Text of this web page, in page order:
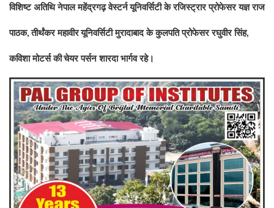
विशिष्ट अतिथि नेपाल महेंद्रगढ़ वेस्टर्नयूनिवर्सिटी के रजिस्ट्रार प्रोफेसर यज्ञ राज
पाठक,तीर्थंकर महावीरयूनिवर्सिटी मुरादाबाद के कुलपति प्रोफेसर रघुवीर सिंह,
कविशा मोटर्स कीचेयर पर्सन शारदा भार्गव रहे।